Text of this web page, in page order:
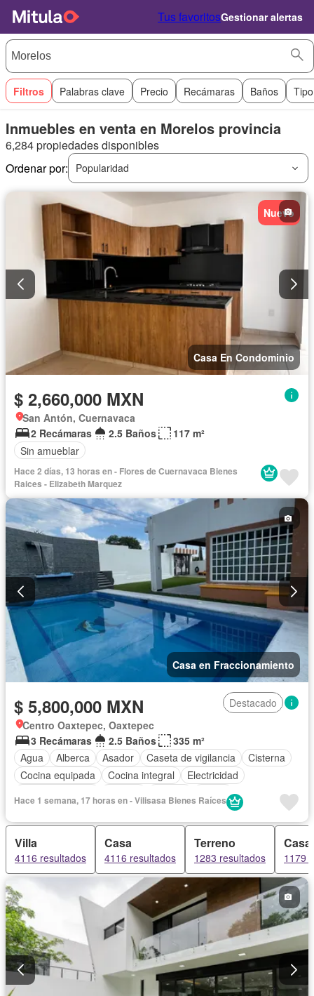
Tus favoritosGestionar alertas
Filtros Palabras clave Precio Recámaras Baños
Inmuebles en venta en Morelos provincia
6,284 propiedades disponibles
Ordenar por:
Popularidad
Nuevo
Casa En Condominio
$ 2,660,000 MXN
San Antón, Cuernavaca
2 Recámaras
2.5 Baños
117 m²
Sin amueblar
Hace 2 días, 13 horas en - Flores de Cuernavaca Bienes
Raices - Elizabeth Marquez
Casa en Fraccionamiento
$ 5,800,000 MXN
Destacado
Centro Oaxtepec, Oaxtepec
3 Recámaras
2.5 Baños
335 m²
Agua
Alberca Asador Caseta de vigilancia
Cisterna
Cocina equipada
Cocina integral
Electricidad
Wifi
Sin amueblar
Hace 1 semana, 17 horas en - Vilisasa Bienes Raíces
Villa
4116 resultados
Casa
4116 resultados
Terreno
1283 resultados 1179